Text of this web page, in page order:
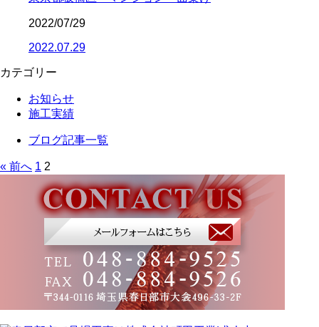
2022/07/29
2022.07.29
カテゴリー
お知らせ
施工実績
ブログ記事一覧
« 前へ 1 2